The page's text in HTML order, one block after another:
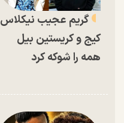
گریم عجیب نیکلاس
کیج و کریستین بیل
همه را شوکه کرد